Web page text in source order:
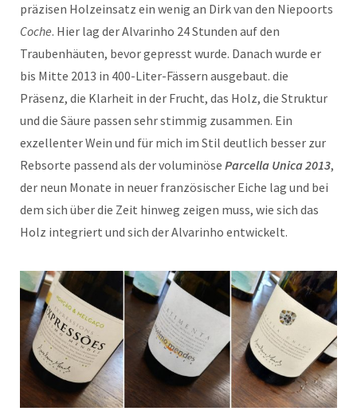
präzisen Holzeinsatz ein wenig an Dirk van den Niepoorts
Coche. Hier lag der Alvarinho 24 Stunden auf den
Traubenhäuten, bevor gepresst wurde. Danach wurde er
bis Mitte 2013 in 400-Liter-Fässern ausgebaut. die
Präsenz, die Klarheit in der Frucht, das Holz, die Struktur
und die Säure passen sehr stimmig zusammen. Ein
exzellenter Wein und für mich im Stil deutlich besser zur
Rebsorte passend als der voluminöse Parcella Unica 2013,
der neun Monate in neuer französischer Eiche lag und bei
dem sich über die Zeit hinweg zeigen muss, wie sich das
Holz integriert und sich der Alvarinho entwickelt.